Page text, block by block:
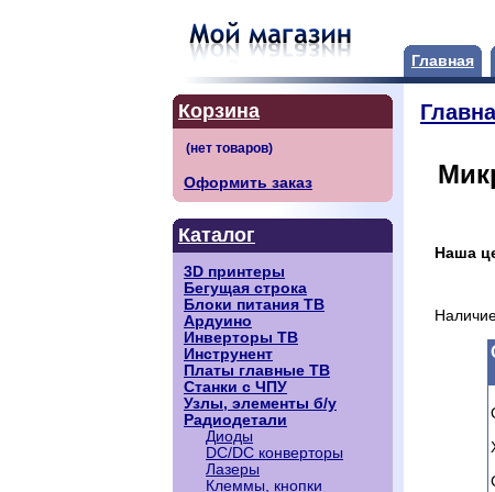
Главная
Корзина
Оформить заказ
Каталог
3D принтеры
Бегущая строка
Блоки питания ТВ
Ардуино
Инверторы ТВ
Инструнент
Платы главные ТВ
Станки с ЧПУ
Узлы, элементы б/у
Радиодетали
Диоды
DC/DC конверторы
Лазеры
Клеммы, кнопки
Наша